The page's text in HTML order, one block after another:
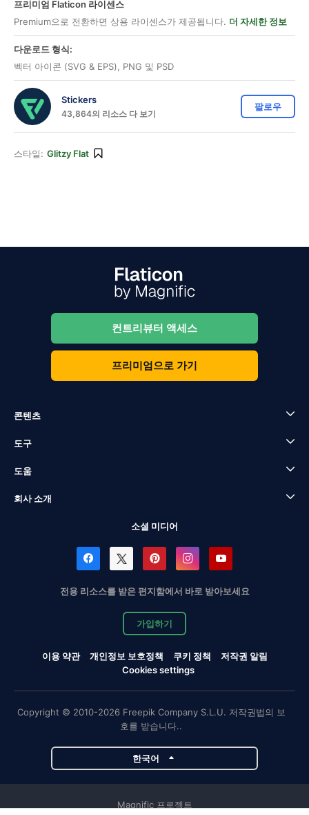
프리미엄 Flaticon 라이센스
Premium으로 전환하면 상용 라이센스가 제공됩니다. 더 자세한 정보
다운로드 형식:
벡터 아이콘 (SVG & EPS), PNG 및 PSD
Stickers
43,864의 리소스 다 보기
팔로우
스타일: Glitzy Flat
컨트리뷰터 액세스
프리미엄으로 가기
콘텐츠
도구
도움
회사 소개
소셜 미디어
전용 리소스를 받은 편지함에서 바로 받아보세요
가입하기
이용 약관 개인정보 보호정책 쿠키 정책
저작권 알림
Cookies settings
Copyright © 2010-2026 Freepik Company S.L.U. 저작권법의 보
호를 받습니다..
한국어
Magnific 프로젝트